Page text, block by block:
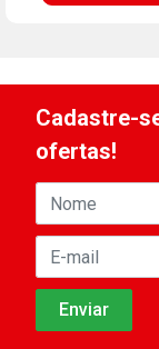
Cadastre-
ofertas!